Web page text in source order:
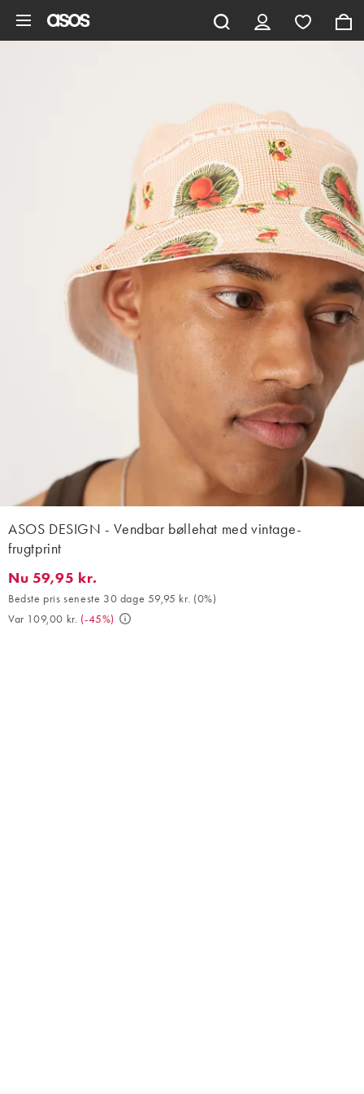
ASOS DESIGN - Vendbar bøllehat med vintage-
frugtprint
Nu 59,95 kr.. Bedste pris seneste 30 dage 59,95 kr. (0%). Var
Nu 59,95 kr.
Bedste pris seneste 30 dage 59,95 kr. (0%)
Var 109,00 kr. (-45%)